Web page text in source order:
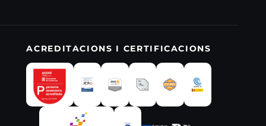
ACREDITACIONS I CERTIFICACIONS